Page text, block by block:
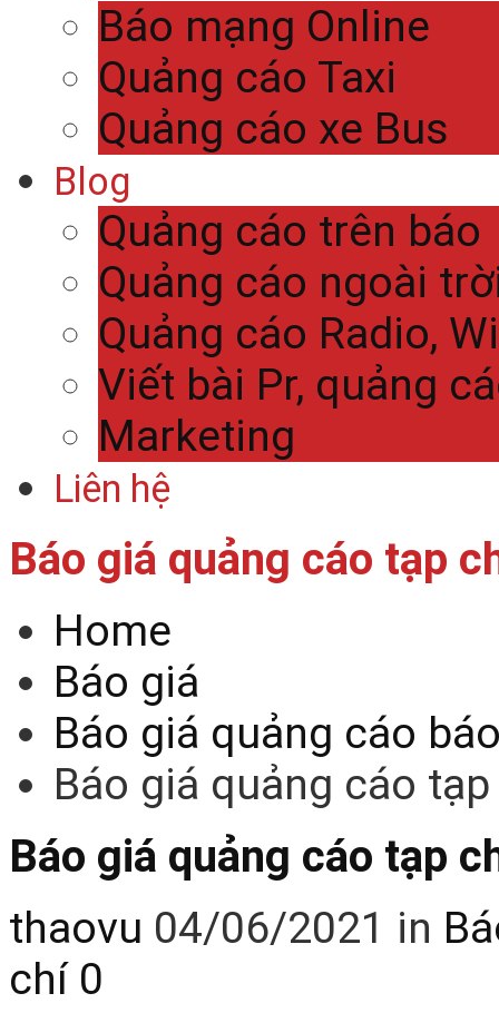
Báo mạng Online
Quảng cáo Taxi
Quảng cáo xe Bus
Blog
Quảng cáo trên báo
Quảng cáo ngoài
Quảng cáo Radio,
Viết bài Pr, quảng
Marketing
Liên hệ
Báo giá quảng cáo tạp
Home
Báo giá
Báo giá quảng cáo
Báo giá quảng cáo
Báo giá quảng cáo tạp
thaovu 04/06/2021 in
chí 0